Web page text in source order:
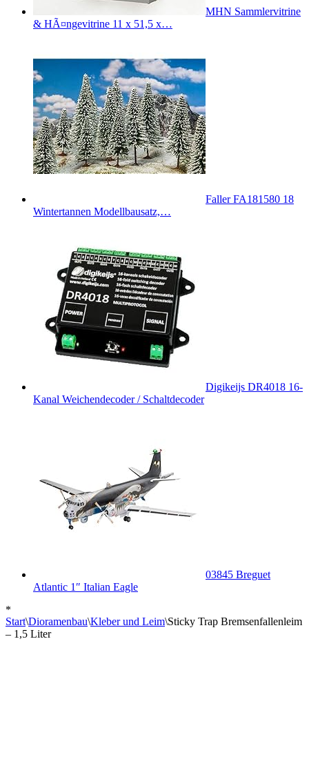
MHN Sammlervitrine
& HÃ¤ngevitrine 11 x 51,5 x…
Faller FA181580 18
Wintertannen Modellbausatz,…
Digikeijs DR4018 16-
Kanal Weichendecoder / Schaltdecoder
03845 Breguet
Atlantic 1″ Italian Eagle
*
Start\Dioramenbau\Kleber und Leim\Sticky Trap Bremsenfallenleim
– 1,5 Liter